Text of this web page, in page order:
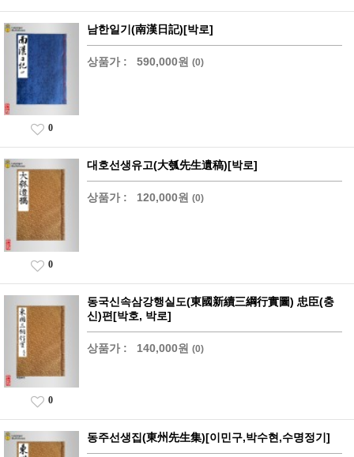
남한일기(南漢日記)[박로]
상품가 : 590,000원 (0)
0
대호선생유고(大瓠先生遺稿)[박로]
상품가 : 120,000원 (0)
0
동국신속삼강행실도(東國新續三綱行實圖) 忠臣(충
신)편[박호, 박로]
상품가 : 140,000원 (0)
0
동주선생집(東州先生集)[이민구,박수현,수명정기]